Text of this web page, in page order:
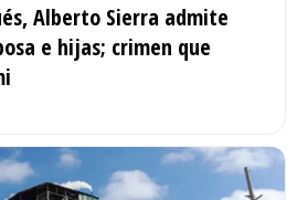
Alberto Sierra admite
e hijas; crimen que